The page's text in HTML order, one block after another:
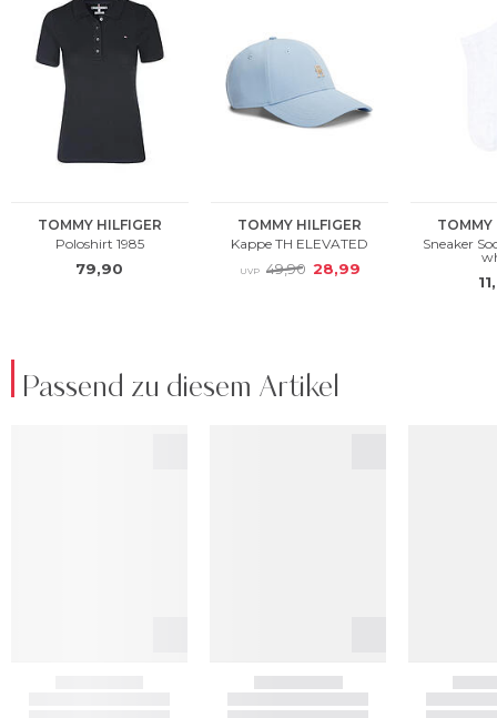
Passend zu diesem Artikel